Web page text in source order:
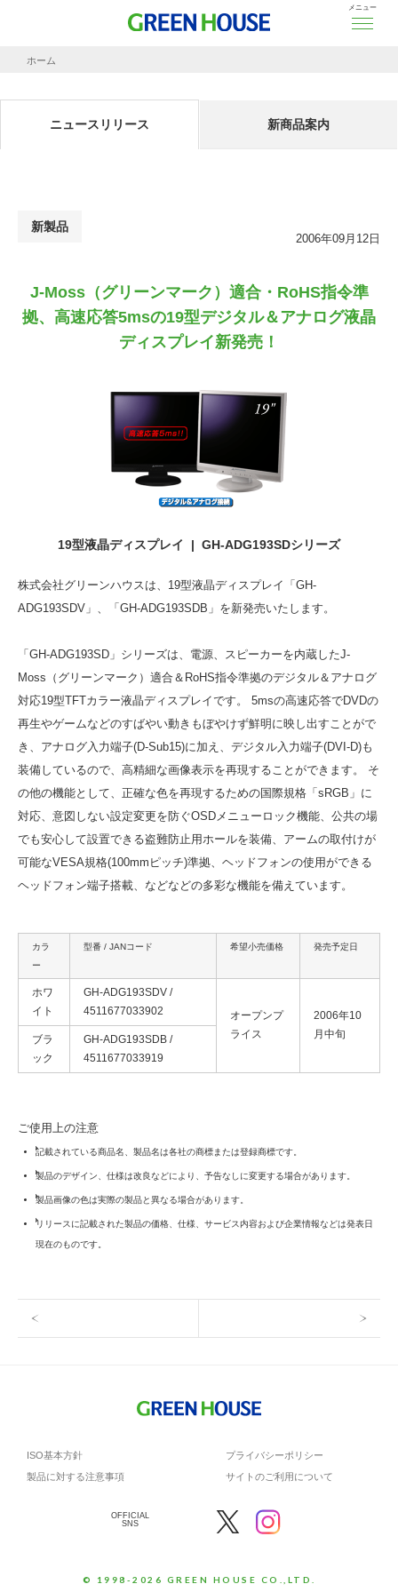
メニュー
ホーム
ニュースリリース 新商品案内
新製品
2006年09月12日
J-Moss（グリーンマーク）適合・RoHS指令準
拠、高速応答5msの19型デジタル＆アナログ液晶
ディスプレイ新発売！
19型液晶ディスプレイ | GH-ADG193SDシリーズ
株式会社グリーンハウスは、19型液晶ディスプレイ「GH-
ADG193SDV」、「GH-ADG193SDB」を新発売いたします。
「GH-ADG193SD」シリーズは、電源、スピーカーを内蔵したJ-
Moss（グリーンマーク）適合＆RoHS指令準拠のデジタル＆アナログ
対応19型TFTカラー液晶ディスプレイです。 5msの高速応答でDVDの
再生やゲームなどのすばやい動きもぼやけず鮮明に映し出すことがで
き、アナログ入力端子(D-Sub15)に加え、デジタル入力端子(DVI-D)も
装備しているので、高精細な画像表示を再現することができます。 そ
の他の機能として、正確な色を再現するための国際規格「sRGB」に
対応、意図しない設定変更を防ぐOSDメニューロック機能、公共の場
でも安心して設置できる盗難防止用ホールを装備、アームの取付けが
可能なVESA規格(100mmピッチ)準拠、ヘッドフォンの使用ができる
ヘッドフォン端子搭載、などなどの多彩な機能を備えています。
カラ
ー
型番 / JANコード 希望小売価格 発売予定日
ホワ
イト
GH-ADG193SDV /
4511677033902
オープンプ
ライス
2006年10
月中旬
ブラ
ック
GH-ADG193SDB /
4511677033919
ご使用上の注意
記載されている商品名、製品名は各社の商標または登録商標です。
製品のデザイン、仕様は改良などにより、予告なしに変更する場合があります。
製品画像の色は実際の製品と異なる場合があります。
リリースに記載された製品の価格、仕様、サービス内容および企業情報などは発表日
現在のものです。
ISO基本方針
プライバシーポリシー
製品に対する注意事項
サイトのご利用について
OFFICIAL
SNS
© 1998-2026 GREEN HOUSE CO.,LTD.